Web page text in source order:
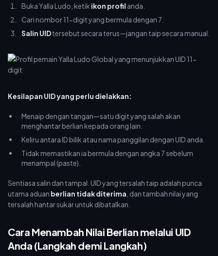
Buka Yalla Ludo, ketik ikon profil anda.
Cari nombor 11-digit yang bermula dengan 7.
Salin UIDtersebut secara terus—jangan taip secara manual.
Kesilapan UID yang perlu dielakkan:
Menaip dengan tangan—satu digit yang salah akan
menghantar berlian kepada orang lain.
Keliru antara ID bilik atau nama panggilan dengan UID anda.
Tidak memastikan ia bermula dengan angka 7 sebelum
menampal (paste).
Sentiasa salin dan tampal. UID yang tersalah taip adalah punca
utama aduan berlian tidak diterima , dan tambah nilai yang
tersalah hantar sukar untuk dibatalkan.
Cara Menambah Nilai Berlian melalui UID
Anda (Langkah demi Langkah)